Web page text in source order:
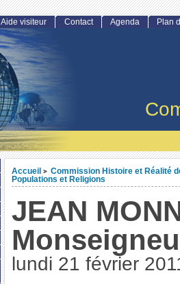
Accueil > Commission Histoire et Réalité
Populations et Religions
JEAN
lundi 21 février
Aide visiteur Contact Agenda Plan